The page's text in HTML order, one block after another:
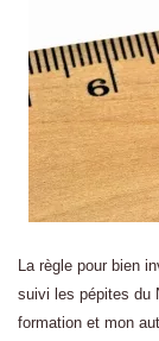
La règle pour bien
suivi les pépites du
formation et mon